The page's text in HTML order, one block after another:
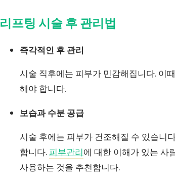
리프팅 시술 후 관리법
즉각적인 후 관리
시술 직후에는 피부가 민감해집니다. 이
해야 합니다.
보습과 수분 공급
시술 후에는 피부가 건조해질 수 있습니
합니다. 피부관리에 대한 이해가 있는 사
사용하는 것을 추천합니다.